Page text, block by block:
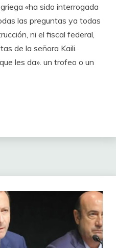
«ha sido interrogada
las preguntas ya todas
ni el fiscal federal,
de la señora Kaili.
les da». un trofeo o un